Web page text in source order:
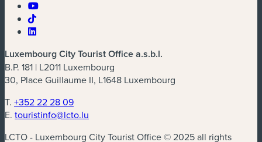
Luxembourg City Tourist Office a.s.b.l.
B.P. 181 | L2011 Luxembourg
30, Place Guillaume II, L1648 Luxembourg
T. +352 22 28 09
E. touristinfo@lcto.lu
LCTO - Luxembourg City Tourist Office © 2025 all rights